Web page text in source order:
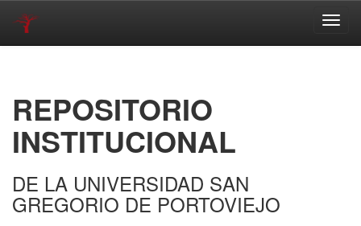
REPOSITORIO
INSTITUCIONAL
DE LA UNIVERSIDAD SAN
GREGORIO DE PORTOVIEJO